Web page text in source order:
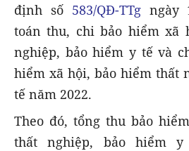
định số 583/QĐ-TTgngày
toán thu, chi bảo hiểm xã
nghiệp, bảo hiểm y tế và
hiểm xã hội, bảo hiểm thất
tế năm 2022.
Theo đó, tổng thu bảo
thất nghiệp, bảo hiểm